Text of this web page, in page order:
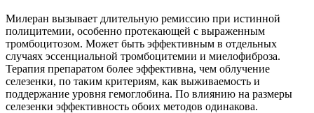
Милеран вызывает длительную ремиссию при истинной
полицитемии, особенно протекающей с выраженным
тромбоцитозом. Может быть эффективным в отдельных
случаях эссенциальной тромбоцитемии и миелофиброза.
Терапия препаратом более эффективна, чем облучение
селезенки, по таким критериям, как выживаемость и
поддержание уровня гемоглобина. По влиянию на размеры
селезенки эффективность обоих методов одинакова.